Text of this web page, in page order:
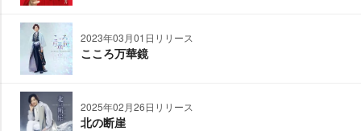
2023年03月01日リリース
こころ万華鏡
2025年02月26日リリース
北の断崖